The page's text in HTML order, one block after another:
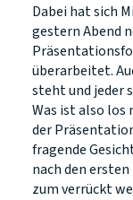
Dabei hat sich
gestern Abend
überarbeitet.
steht und jeder
Was ist also los
der
fragende
nach den
zum verrückt